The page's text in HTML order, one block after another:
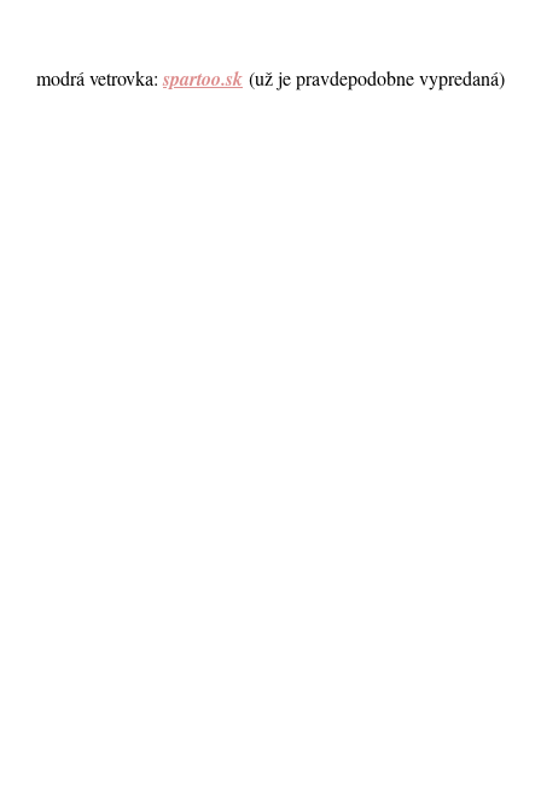
modrá vetrovka: spartoo.sk (už je pravdepodobne vypredaná)